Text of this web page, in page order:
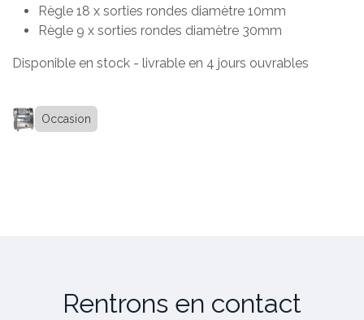
Règle 18 x sorties rondes diamètre 10mm
Règle 9 x sorties rondes diamètre 30mm
Disponible en stock - livrable en 4 jours ouvrables
Occasion
Rentrons en contact